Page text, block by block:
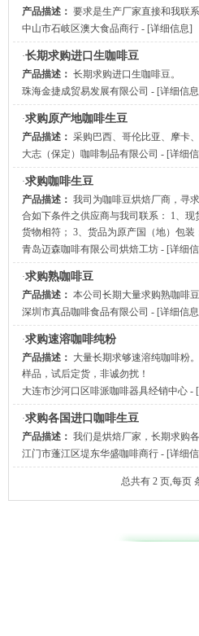
产品描述： 要求是生产厂家直接和我联系
中山市石岐区澳大食品商行- [详细信息]
·长期求购进口生咖啡豆
产品描述： 长期求购进口生咖啡豆。
珠海金捷成贸易发展有限公司 - [详细信息
·求购原产地咖啡生豆
产品描述： 采购巴西、哥伦比亚、摩卡
大志（保定）咖啡制品有限公司 - [详细
·求购咖啡生豆
产品描述： 我司为咖啡豆烘焙厂商，寻
合如下条件之供应商与我司联系： 1、
货物相符； 3、货品为原产国（地）包装
青岛迈森咖啡有限公司烘焙工坊- [详细
·求购熟咖啡豆
产品描述： 本公司长期大量求购熟咖啡
深圳市真品咖啡食品有限公司 - [详细信息
·求购速溶咖啡纯粉
产品描述： 大量长期求够速溶纯咖啡粉
样品，试后定货，非诚勿扰！
大连市沙河口区啡派咖啡器具经销中心- [
·求购各国进口咖啡生豆
产品描述： 我们是烘焙厂家，长期求购
江门市蓬江区堤东华盛咖啡商行- [详细
总共有 2 页,每页